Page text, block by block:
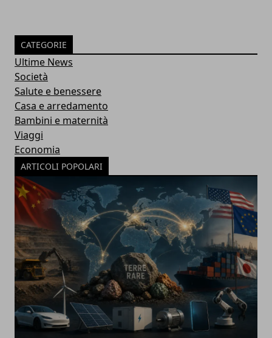
CATEGORIE
Ultime News
Società
Salute e benessere
Casa e arredamento
Bambini e maternità
Viaggi
Economia
ARTICOLI POPOLARI